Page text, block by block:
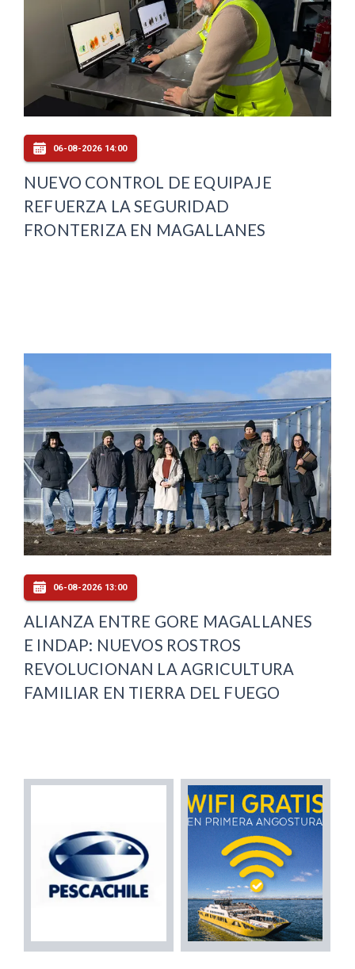
06-08-2026 14:00
NUEVO CONTROL DE EQUIPAJE
REFUERZA LA SEGURIDAD
FRONTERIZA EN MAGALLANES
06-08-2026 13:00
ALIANZA ENTRE GORE MAGALLANES
E INDAP: NUEVOS ROSTROS
REVOLUCIONAN LA AGRICULTURA
FAMILIAR EN TIERRA DEL FUEGO